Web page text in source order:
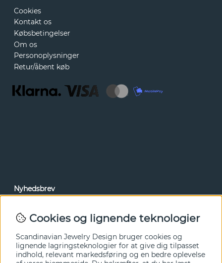
Cookies
Kontakt os
Købsbetingelser
Om os
Personoplysninger
Retur/åbent køb
Nyhedsbrev
tilbud før alle andre. Tilmeld dig herunder.
Ja tak!
Cookies og lignende teknologier
Scandinavian Jewelry Design bruger cookies og
lignende lagringsteknologier for at give dig tilpasset
indhold, relevant markedsføring og en bedre oplevelse